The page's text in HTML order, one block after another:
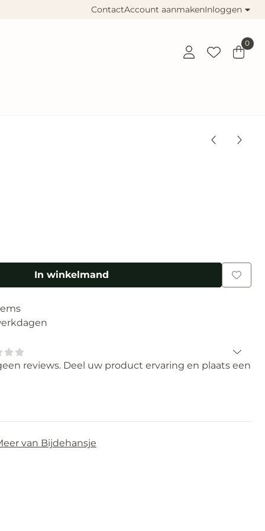
ContactAccount aanmakenInloggen
0
In winkelmand
reviews. Deel uw product ervaring en plaats een
van Bijdehansje